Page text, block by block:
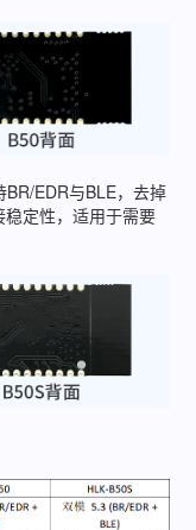
EDR与BLE，去掉
定性，适用于需要